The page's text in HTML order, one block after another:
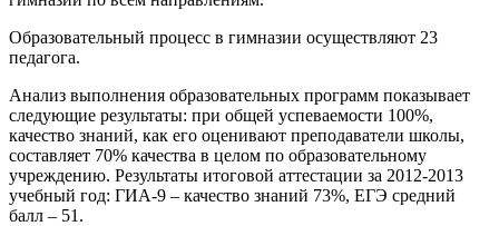
Образовательный процесс в гимназии осуществляют 23
педагога.
Анализ выполнения образовательных программ показывает
следующие результаты: при общей успеваемости 100%,
качество знаний, как его оценивают преподаватели школы,
составляет 70% качества в целом по образовательному
учреждению. Результаты итоговой аттестации за 2012-2013
учебный год: ГИА-9 – качество знаний 73%, ЕГЭ средний
балл – 51.